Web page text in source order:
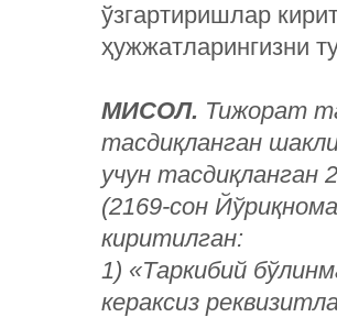
ўзгартиришлар
ҳужжатларингизни
МИСОЛ. Тижорат
тасдиқланган
учун тасдиқланган
(2169-сон
киритилган:
1) «Таркибий
кераксиз